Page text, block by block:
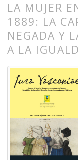
LA MUJER
1889: LA
NEGADA Y
A LA